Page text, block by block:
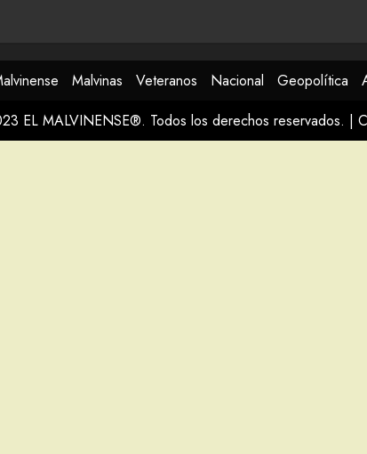
Malvinas Veteranos Nacional Geopolítica
EL MALVINENSE®. Todos los derechos reservados. |